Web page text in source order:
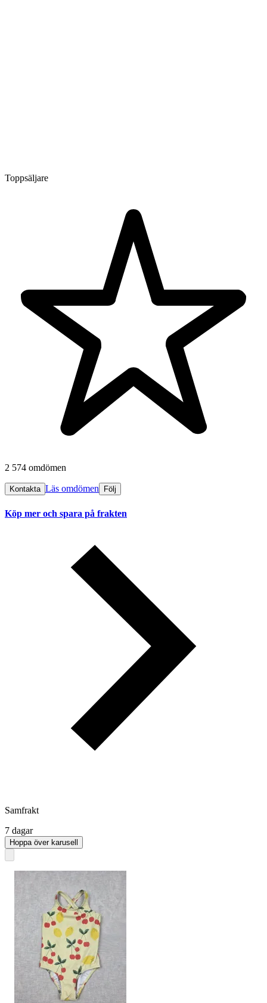
Toppsäljare
2 574 omdömen
Kontakta Läs omdömen Följ
Köp mer och spara på frakten
Samfrakt
7 dagar
Hoppa över karusell